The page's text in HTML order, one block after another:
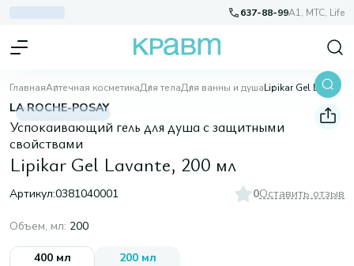
637-88-99A1, МТС, Life
ГлавнаяАптечная косметикаДля телаДля ванны и душа Lipikar Gel Lavante, 200 мл
LA ROCHE-POSAY
Успокаивающий гель для душа с защитными
свойствами
Lipikar Gel Lavante, 200 мл
Артикул:0381040001 0Оставить отзыв
Объем, мл: 200
400 мл 200 мл